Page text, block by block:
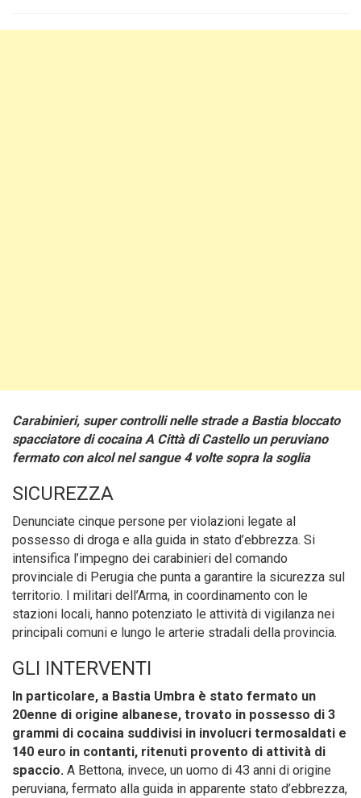
Carabinieri, super controlli nelle strade a Bastia bloccato
spacciatore di cocaina A Città di Castello un peruviano
fermato con alcol nel sangue 4 volte sopra la soglia
SICUREZZA
Denunciate cinque persone per violazioni legate al
possesso di droga e alla guida in stato d’ebbrezza. Si
intensifica l’impegno dei carabinieri del comando
provinciale di Perugia che punta a garantire la sicurezza sul
territorio. I militari dell’Arma, in coordinamento con le
stazioni locali, hanno potenziato le attività di vigilanza nei
principali comuni e lungo le arterie stradali della provincia.
GLI INTERVENTI
In particolare, a Bastia Umbra è stato fermato un
20enne di origine albanese, trovato in possesso di 3
grammi di cocaina suddivisi in involucri termosaldati e
140 euro in contanti, ritenuti provento di attività di
spaccio. A Bettona, invece, un uomo di 43 anni di origine
peruviana, fermato alla guida in apparente stato d’ebbrezza,